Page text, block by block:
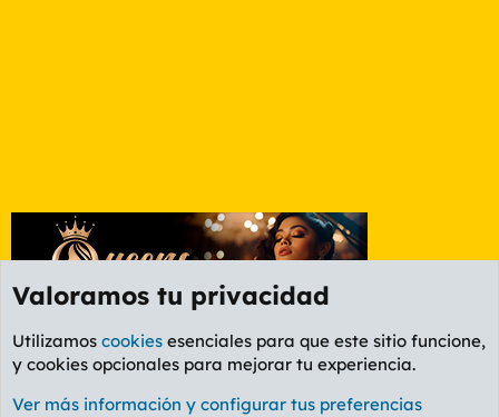
Foro General
Valoramos tu privacidad
Utilizamos cookies esenciales para que este sitio funcione,
y cookies opcionales para mejorar tu experiencia.
Ver más información y configurar tus preferencias